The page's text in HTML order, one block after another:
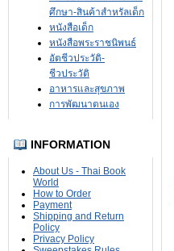
ศึกษา-สินค้าสำหรัลเด็ก
หนังสือเด็ก
หนังสือพระราชนิพนธ์
อัตชีวประวัติ-
ชีวประวัติ
อาหารและสุขภาพ
การพัฒนาตนเอง
INFORMATION
About Us - Thai Book
World
How to Order
Payment
Shipping and Return
Policy
Privacy Policy